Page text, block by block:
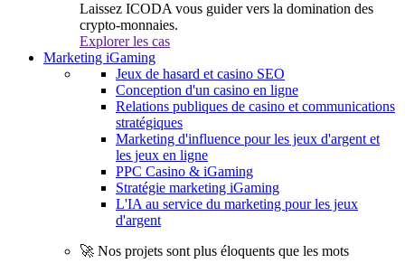
Laissez ICODA vous guider vers la domination des
crypto-monnaies.
Explorer les cas
Marketing iGaming
Jeux de hasard et casino SEO
Conception d'un casino en ligne
Relations publiques de casino et communications
stratégiques
Marketing d'influence pour les jeux d'argent et
les jeux en ligne
PPC Casino & iGaming
Stratégie marketing iGaming
L'IA au service du marketing pour les jeux
d'argent
🚀 Nos projets sont plus éloquents que les mots